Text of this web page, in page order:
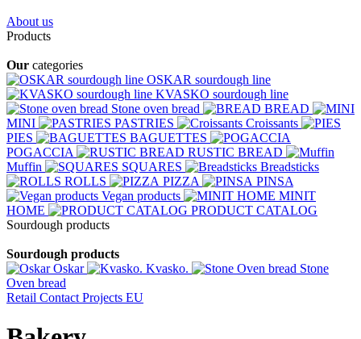
About us
Products
Our categories
OSKAR sourdough line
KVASKO sourdough line
Stone oven bread
BREAD
MINI
PASTRIES
Croissants
PIES
BAGUETTES
POGACCIA
RUSTIC BREAD
Muffin
SQUARES
Breadsticks
ROLLS
PIZZA
PINSA
Vegan products
MINIT
HOME
PRODUCT CATALOG
Sourdough products
Sourdough products
Oskar
Kvasko.
Stone
Oven bread
Retail Contact Projects EU